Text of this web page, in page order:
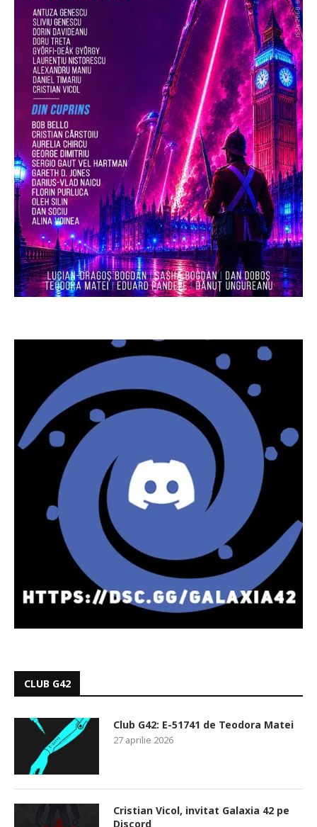
CLUB G42
Club G42: E-51741 de Teodora Matei
27 aprilie 2026
Cristian Vicol, invitat Galaxia 42 pe
Discord